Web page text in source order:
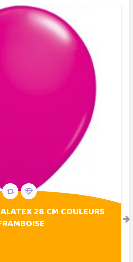
28 CM COULEURS